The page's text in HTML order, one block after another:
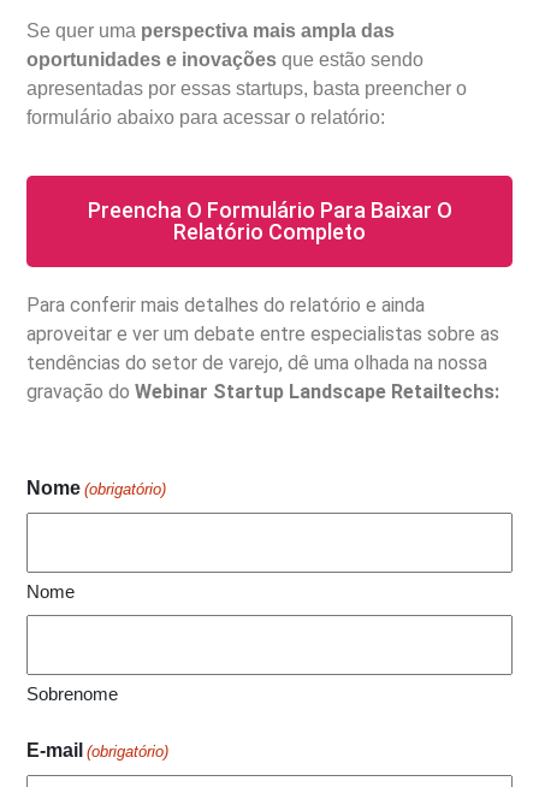
Se quer uma perspectiva mais ampla das
oportunidades e inovações que estão sendo
apresentadas por essas startups, basta preencher o
formulário abaixo para acessar o relatório:
Preencha O Formulário Para Baixar O
Relatório Completo
Para conferir mais detalhes do relatório e ainda
aproveitar e ver um debate entre especialistas sobre as
tendências do setor de varejo, dê uma olhada na nossa
gravação do Webinar Startup Landscape Retailtechs:
Nome (obrigatório)
Nome
Sobrenome
E-mail (obrigatório)